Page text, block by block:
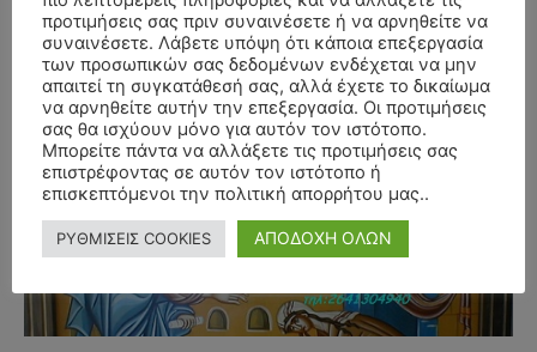
- Advertisment -
προτιμήσεις σας πριν συναινέσετε ή να αρνηθείτε να
συναινέσετε. Λάβετε υπόψη ότι κάποια επεξεργασία
των προσωπικών σας δεδομένων ενδέχεται να μην
απαιτεί τη συγκατάθεσή σας, αλλά έχετε το δικαίωμα
να αρνηθείτε αυτήν την επεξεργασία. Οι προτιμήσεις
σας θα ισχύουν μόνο για αυτόν τον ιστότοπο.
Μπορείτε πάντα να αλλάξετε τις προτιμήσεις σας
επιστρέφοντας σε αυτόν τον ιστότοπο ή
επισκεπτόμενοι την πολιτική απορρήτου μας..
ΡΥΘΜΙΣΕΙΣ COOKIES ΑΠΟΔΟΧΗ ΟΛΩΝ